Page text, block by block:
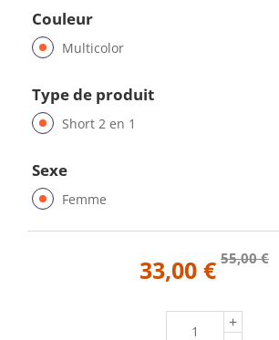
Couleur
Multicolor
Type de produit
Short 2 en 1
Sexe
Femme
33,00 € 55,00 €
+